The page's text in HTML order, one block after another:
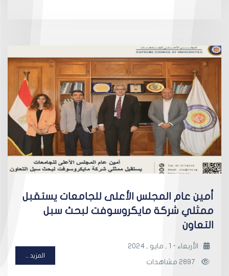
أمين عام المجلس الأعلى للجامعات يستقبل
ممثلي شركة مايكروسوفت لبحث سبل
التعاون
الأربعاء - 1 , مايو , 2024
المزيد ...